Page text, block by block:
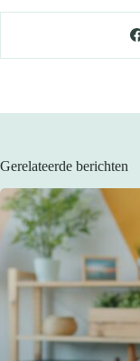
Gerelateerde berichten